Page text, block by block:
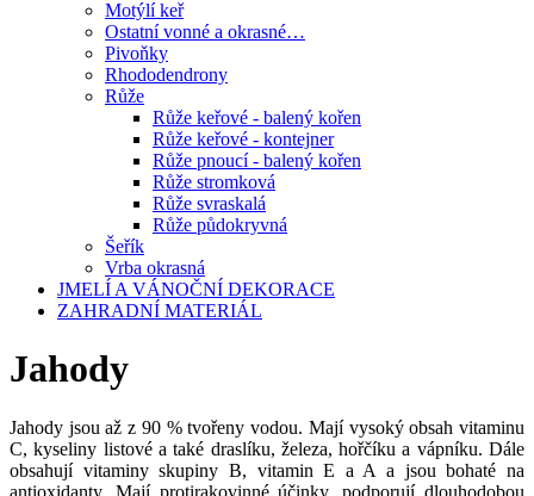
Motýlí keř
Ostatní vonné a okrasné…
Pivoňky
Rhododendrony
Růže
Růže keřové - balený kořen
Růže keřové - kontejner
Růže pnoucí - balený kořen
Růže stromková
Růže svraskalá
Růže půdokryvná
Šeřík
Vrba okrasná
JMELÍ A VÁNOČNÍ DEKORACE
ZAHRADNÍ MATERIÁL
Jahody
Jahody jsou až z 90 % tvořeny vodou. Mají vysoký obsah vitaminu
C, kyseliny listové a také draslíku, železa, hořčíku a vápníku. Dále
obsahují vitaminy skupiny B, vitamin E a A a jsou bohaté na
antioxidanty. Mají protirakovinné účinky, podporují dlouhodobou